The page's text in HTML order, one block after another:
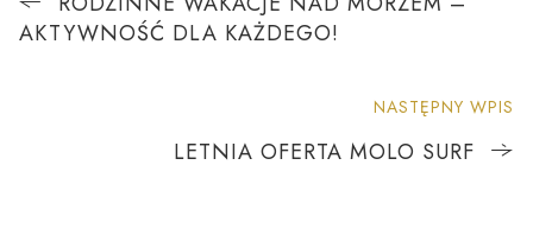
AKTYWNOŚĆ DLA KAŻDEGO!
NASTĘPNY WPIS
LETNIA OFERTA MOLO SURF